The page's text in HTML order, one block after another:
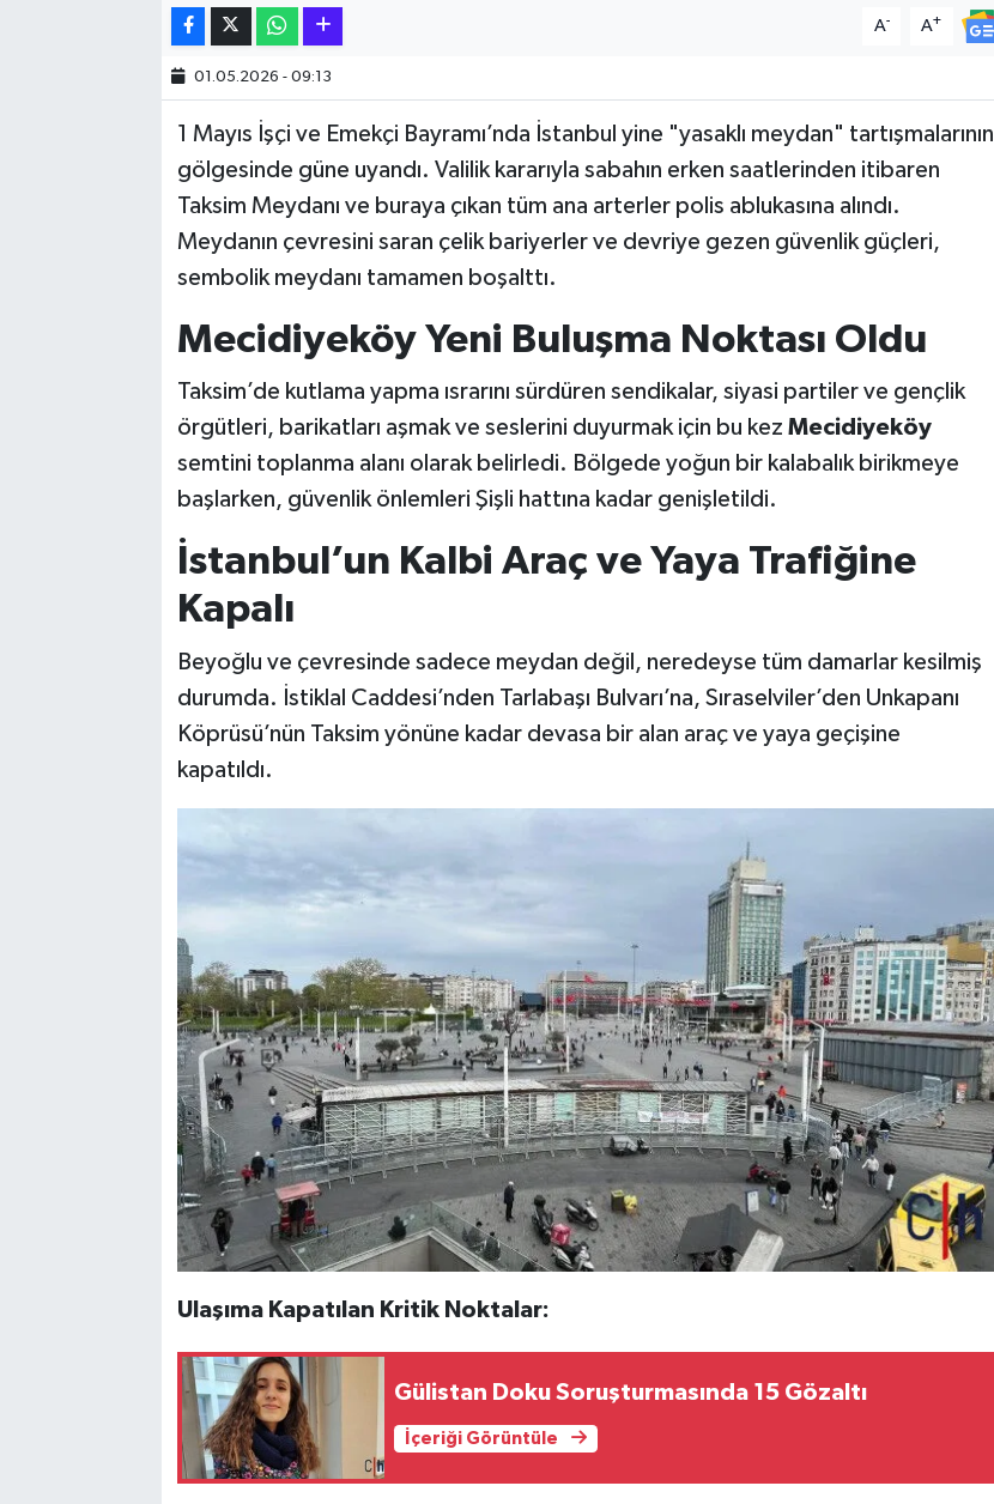
A- A+
01.05.2026 - 09:13
1 Mayıs İşçi ve Emekçi Bayramı’nda İstanbul yine "yasaklı meydan" tartışmalarının
gölgesinde güne uyandı. Valilik kararıyla sabahın erken saatlerinden itibaren
Taksim Meydanı ve buraya çıkan tüm ana arterler polis ablukasına alındı.
Meydanın çevresini saran çelik bariyerler ve devriye gezen güvenlik güçleri,
sembolik meydanı tamamen boşalttı.
Mecidiyeköy Yeni Buluşma Noktası Oldu
Taksim’de kutlama yapma ısrarını sürdüren sendikalar, siyasi partiler ve gençlik
örgütleri, barikatları aşmak ve seslerini duyurmak için bu kez Mecidiyeköy
semtini toplanma alanı olarak belirledi. Bölgede yoğun bir kalabalık birikmeye
başlarken, güvenlik önlemleri Şişli hattına kadar genişletildi.
İstanbul’un Kalbi Araç ve Yaya Trafiğine
Kapalı
Beyoğlu ve çevresinde sadece meydan değil, neredeyse tüm damarlar kesilmiş
durumda. İstiklal Caddesi’nden Tarlabaşı Bulvarı’na, Sıraselviler’den Unkapanı
Köprüsü’nün Taksim yönüne kadar devasa bir alan araç ve yaya geçişine
kapatıldı.
Ulaşıma Kapatılan Kritik Noktalar:
Gülistan Doku Soruşturmasında 15 Gözaltı
İçeriği Görüntüle